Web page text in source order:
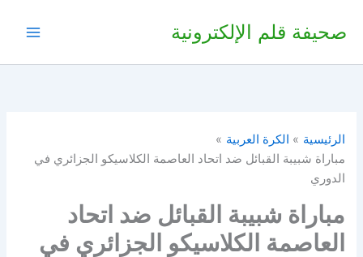
صحيفة قلم الإلكترونية
الرئيسية
الكرة العربية
مباراة شبيبة القبائل ضد اتحاد العاصمة الكلاسيكو الجزائري في
الدوري
مباراة شبيبة القبائل ضد اتحاد
العاصمة الكلاسيكو الجزائري في